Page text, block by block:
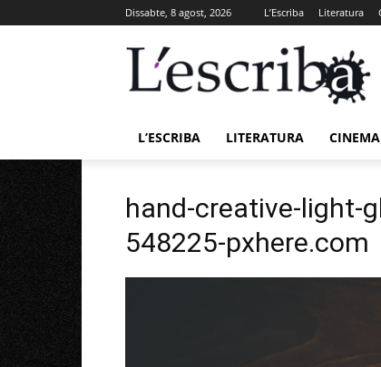
Dissabte, 8 agost, 2026 L’Escriba Literatura
L’ESCRIBA LITERATURA CINEMA
hand-creative-light-
548225-pxhere.com